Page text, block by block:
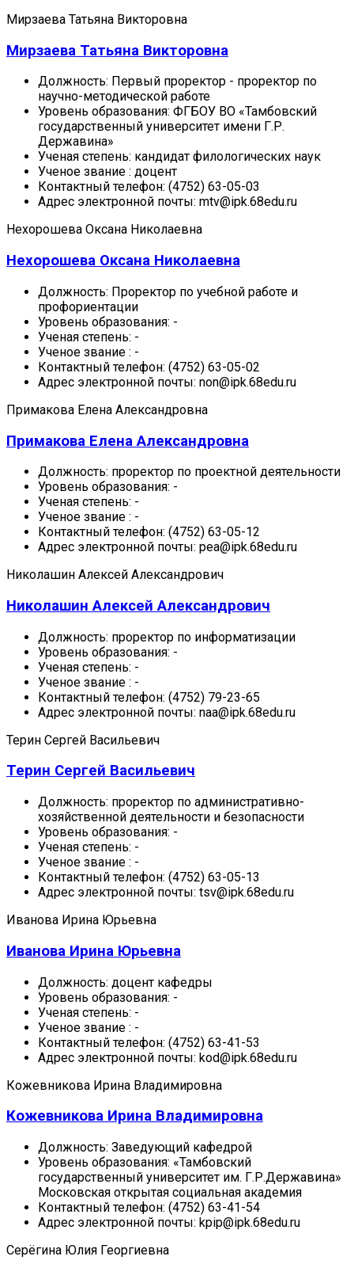
Мирзаева Татьяна Викторовна
Мирзаева Татьяна Викторовна
Должность: Первый проректор - проректор по
научно-методической работе
Уровень образования: ФГБОУ ВО «Тамбовский
государственный университет имени Г.Р.
Державина»
Ученая степень: кандидат филологических наук
Ученое звание : доцент
Контактный телефон: (4752) 63-05-03
Адрес электронной почты: mtv@ipk.68edu.ru
Нехорошева Оксана Николаевна
Нехорошева Оксана Николаевна
Должность: Проректор по учебной работе и
профориентации
Уровень образования: -
Ученая степень: -
Ученое звание : -
Контактный телефон: (4752) 63-05-02
Адрес электронной почты: non@ipk.68edu.ru
Примакова Елена Александровна
Примакова Елена Александровна
Должность: проректор по проектной деятельности
Уровень образования: -
Ученая степень: -
Ученое звание : -
Контактный телефон: (4752) 63-05-12
Адрес электронной почты: pea@ipk.68edu.ru
Николашин Алексей Александрович
Николашин Алексей Александрович
Должность: проректор по информатизации
Уровень образования: -
Ученая степень: -
Ученое звание : -
Контактный телефон: (4752) 79-23-65
Адрес электронной почты: naa@ipk.68edu.ru
Терин Сергей Васильевич
Терин Сергей Васильевич
Должность: проректор по административно-
хозяйственной деятельности и безопасности
Уровень образования: -
Ученая степень: -
Ученое звание : -
Контактный телефон: (4752) 63-05-13
Адрес электронной почты: tsv@ipk.68edu.ru
Иванова Ирина Юрьевна
Иванова Ирина Юрьевна
Должность: доцент кафедры
Уровень образования: -
Ученая степень: -
Ученое звание : -
Контактный телефон: (4752) 63-41-53
Адрес электронной почты: kod@ipk.68edu.ru
Кожевникова Ирина Владимировна
Кожевникова Ирина Владимировна
Должность: Заведующий кафедрой
Уровень образования: «Тамбовский
государственный университет им. Г.Р.Державина»
Московская открытая социальная академия
Контактный телефон: (4752) 63-41-54
Адрес электронной почты: kpip@ipk.68edu.ru
Серёгина Юлия Георгиевна